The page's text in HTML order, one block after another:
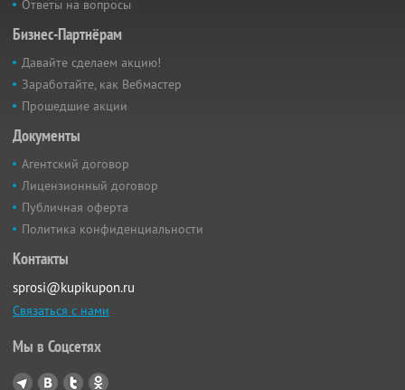
Ответы на вопросы
Бизнес-Партнёрам
Давайте сделаем акцию!
Заработайте, как Вебмастер
Прошедшие акции
Документы
Агентский договор
Лицензионный договор
Публичная оферта
Политика конфиденциальности
Контакты
sprosi@kupikupon.ru
Связаться с нами
Мы в Соцсетях